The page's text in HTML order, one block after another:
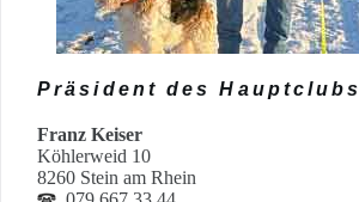
Präsident des Hauptclubs
Franz Keiser
Köhlerweid 10
8260 Stein am Rhein